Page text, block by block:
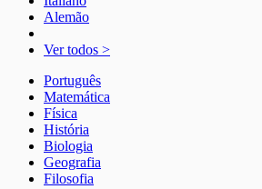
Alemão
Ver todos >
Português
Matemática
Física
História
Biologia
Geografia
Filosofia